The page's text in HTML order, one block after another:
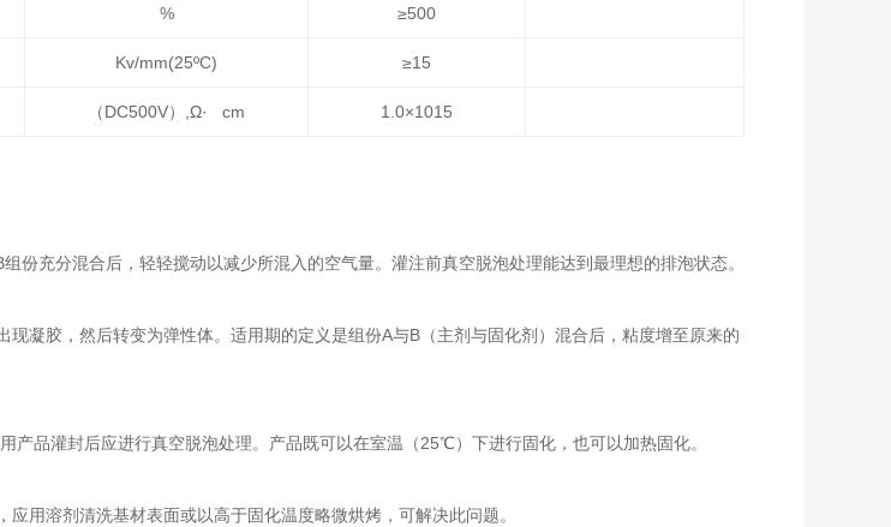
% ≥500
Kv/mm(25ºC) ≥15
（DC500V）,Ω· cm 1.0×1015
份充分混合后，轻轻搅动以减少所混入的空气量。灌注前真空脱泡处理能达到最理想的排泡状态。
凝胶，然后转变为弹性体。适用期的定义是组份A与B（主剂与固化剂）混合后，粘度增至原来的
品灌封后应进行真空脱泡处理。产品既可以在室温（25℃）下进行固化，也可以加热固化。
用溶剂清洗基材表面或以高于固化温度略微烘烤，可解决此问题。